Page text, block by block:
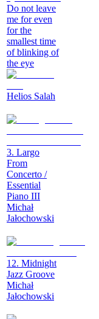
Do not leave
me for even
for the
smallest time
of blinking of
the eye
Helios Salah
3. Largo
From
Concerto /
Essential
Piano III
Michał
Jałochowski
12. Midnight
Jazz Groove
Michał
Jałochowski